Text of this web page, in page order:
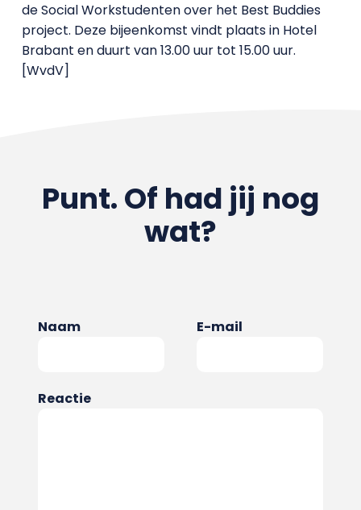
de Social Workstudenten over het Best Buddies
project. Deze bijeenkomst vindt plaats in Hotel
Brabant en duurt van 13.00 uur tot 15.00 uur.
[WvdV]
Punt. Of had jij nog
wat?
Naam E-mail
Reactie